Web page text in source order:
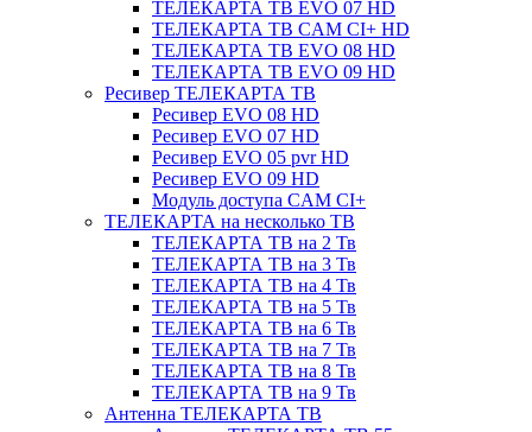
ТЕЛЕКАРТА ТВ EVO 07 HD
ТЕЛЕКАРТА ТВ CAM CI+ HD
ТЕЛЕКАРТА ТВ EVO 08 HD
ТЕЛЕКАРТА ТВ EVO 09 HD
Ресивер ТЕЛЕКАРТА ТВ
Ресивер EVO 08 HD
Ресивер EVO 07 HD
Ресивер EVO 05 pvr HD
Ресивер EVO 09 HD
Модуль доступа CAM CI+
ТЕЛЕКАРТА на несколько ТВ
ТЕЛЕКАРТА ТВ на 2 Тв
ТЕЛЕКАРТА ТВ на 3 Тв
ТЕЛЕКАРТА ТВ на 4 Тв
ТЕЛЕКАРТА ТВ на 5 Тв
ТЕЛЕКАРТА ТВ на 6 Тв
ТЕЛЕКАРТА ТВ на 7 Тв
ТЕЛЕКАРТА ТВ на 8 Тв
ТЕЛЕКАРТА ТВ на 9 Тв
Антенна ТЕЛЕКАРТА ТВ